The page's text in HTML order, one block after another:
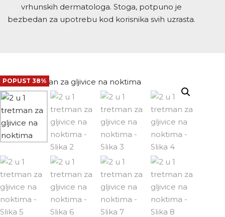
vrhunskih dermatologa. Stoga, potpuno je
bezbedan za upotrebu kod korisnika svih uzrasta.
POPUST 38%